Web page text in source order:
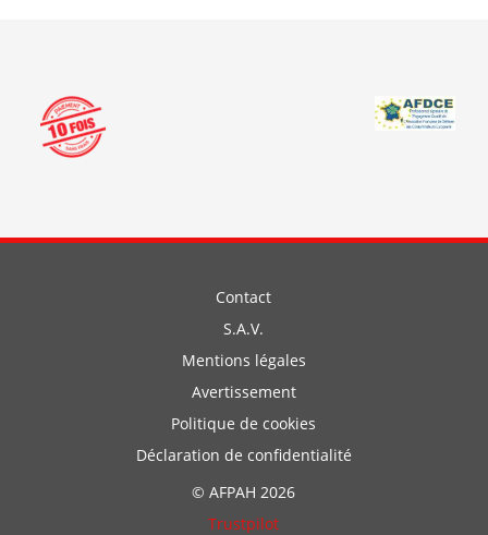
Contact
S.A.V.
Mentions légales
Avertissement
Politique de cookies
Déclaration de confidentialité
© AFPAH 2026
Trustpilot